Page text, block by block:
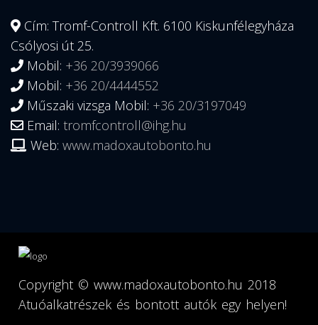
Cím: Tromf-Controll Kft. 6100 Kiskunfélegyháza
Csólyosi út 25.
Mobil: +36 20/3939066
Mobil: +36 20/4444552
Műszaki vizsga Mobil: +36 20/3197049
Email: tromfcontroll@ihg.hu
Web: www.madoxautobonto.hu
Copyright © www.madoxautobonto.hu 2018
Atuóalkatrészek és bontott autók egy helyen!